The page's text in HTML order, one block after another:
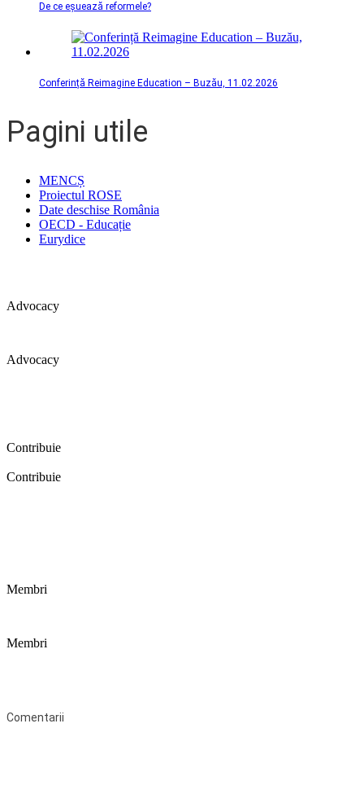
De ce eșuează reformele?
Conferință Reimagine Education – Buzău, 11.02.2026
Pagini utile
MENCȘ
Proiectul ROSE
Date deschise România
OECD - Educație
Eurydice
Advocacy
Advocacy
Contribuie
Contribuie
Membri
Membri
Comentarii